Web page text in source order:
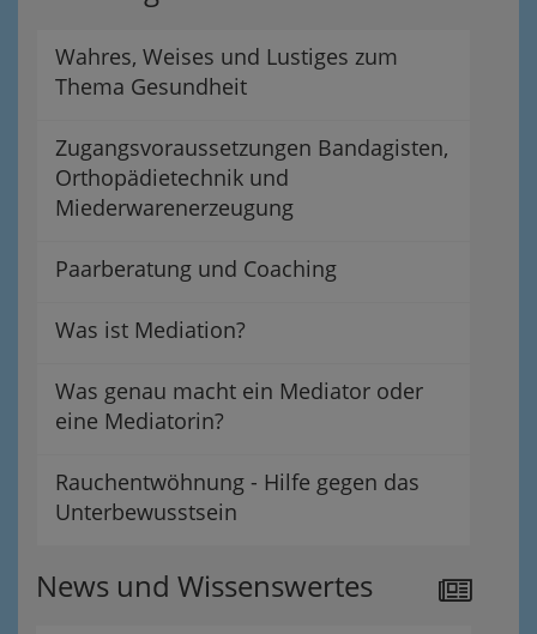
Wahres, Weises und Lustiges zum
Thema Gesundheit
Zugangsvoraussetzungen Bandagisten,
Orthopädietechnik und
Miederwarenerzeugung
Paarberatung und Coaching
Was ist Mediation?
Was genau macht ein Mediator oder
eine Mediatorin?
Rauchentwöhnung - Hilfe gegen das
Unterbewusstsein
News und Wissenswertes